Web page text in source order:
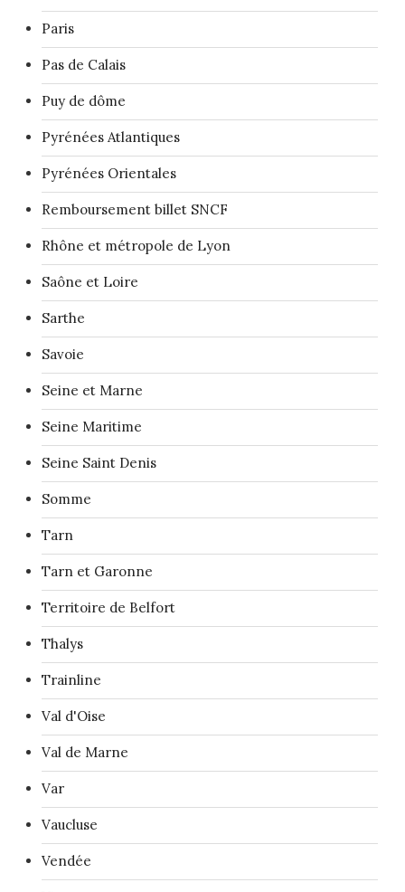
Paris
Pas de Calais
Puy de dôme
Pyrénées Atlantiques
Pyrénées Orientales
Remboursement billet SNCF
Rhône et métropole de Lyon
Saône et Loire
Sarthe
Savoie
Seine et Marne
Seine Maritime
Seine Saint Denis
Somme
Tarn
Tarn et Garonne
Territoire de Belfort
Thalys
Trainline
Val d'Oise
Val de Marne
Var
Vaucluse
Vendée